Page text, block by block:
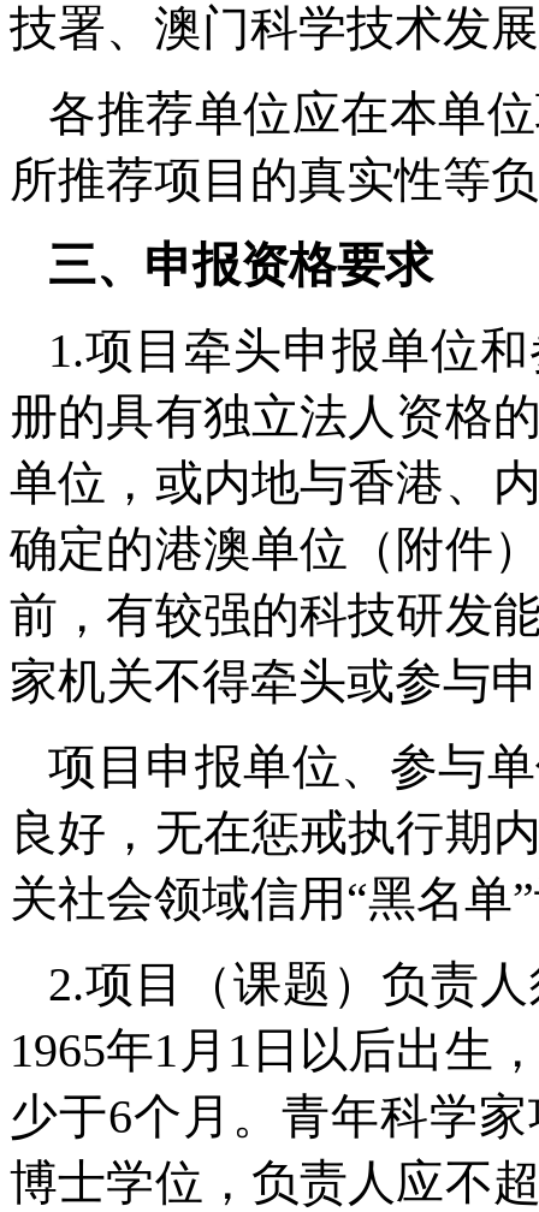
技署、澳门科学技术发
各推荐单位应在本单
所推荐项目的真实性等
三、申报资格要求
1.项目牵头申报单位
册的具有独立法人资格
单位，或内地与香港、
确定的港澳单位（附件
前，有较强的科技研发
家机关不得牵头或参与
项目申报单位、参与
良好，无在惩戒执行期
关社会领域信用“黑名单
2.项目（课题）负责
1965年1月1日以后出生
少于6个月。青年科学
博士学位，负责人应不